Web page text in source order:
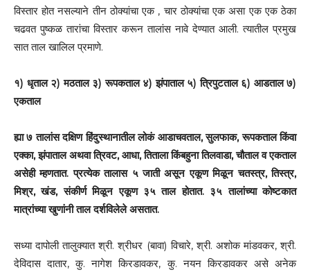
विस्तार होत नसल्याने तीन ठोक्यांचा एक , चार ठोक्यांचा एक असा एक एक ठेका
चढवत पुष्कळ तारांचा विस्तार करून तालांस नावे देण्यात आली. त्यातील प्रमुख
सात ताल खालिल प्रमाणे.
१) धृताल २) मठताल ३) रूपकताल ४) झंपाताल ५) त्रिपुटताल ६) आडताल ७)
एकताल
ह्या ७ तालांस दक्षिण हिंदुस्थानातील लोकं आडाचवताल, सुलफाक, रूपकताल किंवा
एक्का, झंपाताल अथवा त्रिवट, आधा, तिताला किंबहुना तिलवाडा, चौताल व एकताल
असेही म्हणतात. प्रत्येक तालास ५ जाती असून एकूण मिळून चतस्त्र, तिस्त्र,
मिश्र, खंड, संकीर्ण मिळून एकूण ३५ ताल होतात. ३५ तालांच्या कोष्टकात
मात्रांच्या खुणांनी ताल दर्शविलेले असतात.
सध्या दापोली तालुक्यात श्री. श्रीधर (बावा) विचारे, श्री. अशोक मांडवकर, श्री.
देविदास दातार, कु. नागेश किरडावकर, कु. नयन किरडावकर असे अनेक